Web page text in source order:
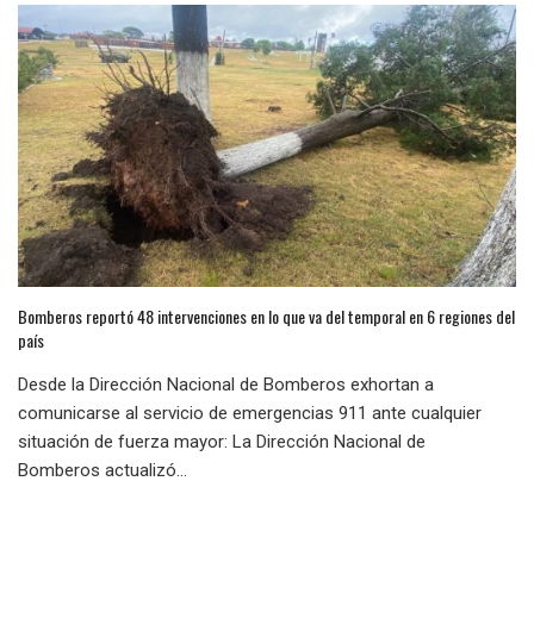
Bomberos reportó 48 intervenciones en lo que va del temporal en 6 regiones del
país
Desde la Dirección Nacional de Bomberos exhortan a
comunicarse al servicio de emergencias 911 ante cualquier
situación de fuerza mayor: La Dirección Nacional de
Bomberos actualizó...